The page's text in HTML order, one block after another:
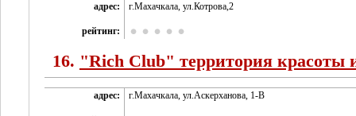
адрес: г.Махачкала, ул.Котрова,2
рейтинг:
16. "Rich Club" территория красоты
адрес: г.Махачкала, ул.Аскерханова, 1-В